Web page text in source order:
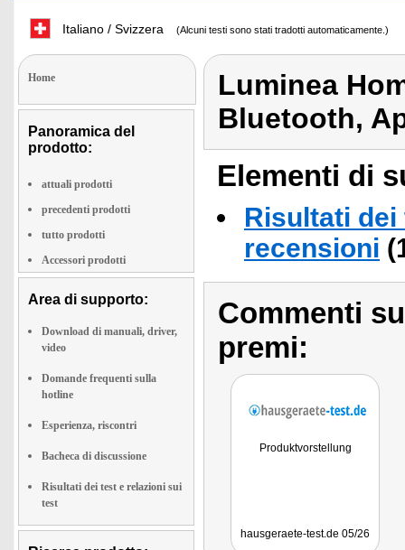
Italiano / Svizzera (Alcuni testi sono stati tradotti automaticamente.)
Home
Panoramica del
prodotto:
attuali prodotti
precedenti prodotti
tutto prodotti
Accessori prodotti
Area di supporto:
Download di manuali, driver,
video
Domande frequenti sulla
hotline
Esperienza, riscontri
Bacheca di discussione
Risultati dei test e relazioni sui
test
Luminea
Bluetooth,
Elementi di
Risultati
recensioni
Commenti
premi:
Produktvorstellung
hausgeraete-test.de 05/26